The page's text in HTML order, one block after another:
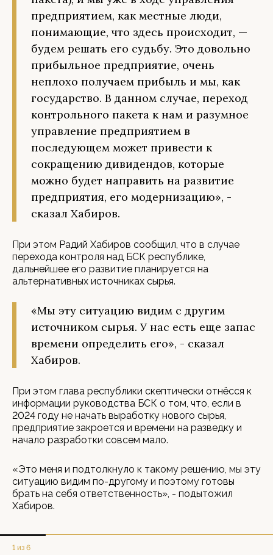
предприятием, как местные люди,
понимающие, что здесь происходит, —
будем решать его судьбу. Это довольно
прибыльное предприятие, очень
неплохо получаем прибыль и мы, как
государство. В данном случае, переход
контрольного пакета к нам и разумное
управление предприятием в
последующем может привести к
сокращению дивидендов, которые
можно будет направить на развитие
предприятия, его модернизацию», -
сказал Хабиров.
При этом Радий Хабиров сообщил, что в случае
перехода контроля над БСК республике,
дальнейшее его развитие планируется на
альтернативных источниках сырья.
«Мы эту ситуацию видим с другим
источником сырья. У нас есть еще запас
времени определить его», - сказал
Хабиров.
При этом глава республики скептически отнёсся к
информации руководства БСК о том, что, если в
2024 году не начать выработку нового сырья,
предприятие закроется и времени на разведку и
начало разработки совсем мало.
«Это меня и подтолкнуло к такому решению, мы эту
ситуацию видим по-другому и поэтому готовы
брать на себя ответственность», - подытожил
Хабиров.
1 из 6